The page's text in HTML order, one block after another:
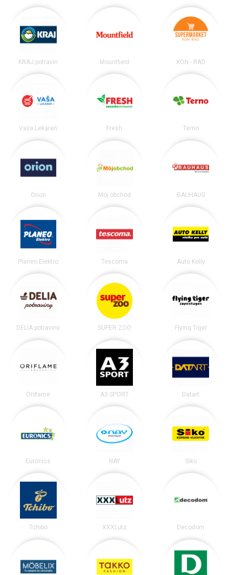
KRAJ potravín Mountfield KON - RAD
Vaša Lekáreň Fresh Terno
Orion Môj obchod BAUHAUS
Planeo Elektro Tescoma Auto Kelly
DELIA potraviny SUPER ZOO Flying Tiger
Oriflame A3 SPORT Datart
Euronics NAY Siko
Tchibo XXXLutz Decodom